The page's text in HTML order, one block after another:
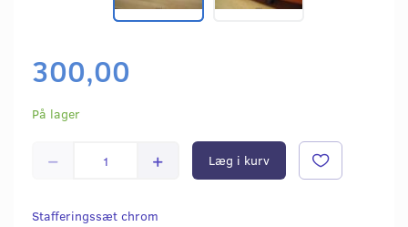
300,00
På lager
Læg i kurv
Stafferingssæt chrom